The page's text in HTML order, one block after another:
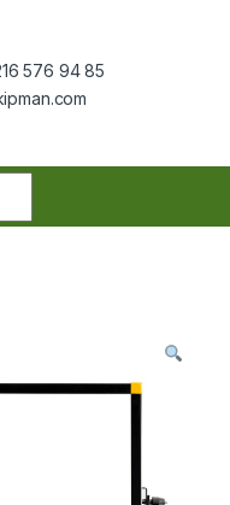
576 94 85